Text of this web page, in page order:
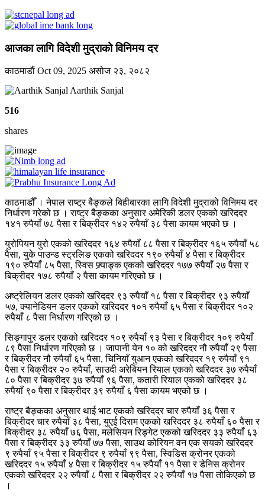
आजका लागि विदेशी मुद्राको विनिमय दर
काठमाडाैं Oct 09, 2025 असोज २३, २०८२
Aarthik Sanjal
516
shares
काठमाडौँ । नेपाल राष्ट्र बैङ्कले बिहीबारका लागि विदेशी मुद्राको विनिमय दर
निर्धारण गरेको छ । राष्ट्र बैङ्कका अनुसार अमेरिकी डलर एकको खरिददर
१४१ रुपैयाँ ७८ पैसा र बिक्रीदर १४२ रुपैयाँ ३८ पैसा कायम भएको छ ।
युरोपियन युरो एकको खरिददर १६४ रुपैयाँ ८८ पैसा र बिक्रीदर १६५ रुपैयाँ ५८
पैसा, युके पाउन्ड स्ट्रलिङ एकको खरिददर १९० रुपैयाँ ४ पैसा र बिक्रीदर
१९० रुपैयाँ ८५ पैसा, स्विस फ्र्याङ्क एकको खरिददर १७७ रुपैयाँ २७ पैसा र
बिक्रीदर १७८ रुपैयाँ २ पैसा कायम गरिएको छ ।
अष्ट्रेलियन डलर एकको खरिददर ९३ रुपैयाँ १८ पैसा र बिक्रीदर ९३ रुपैयाँ
५७, क्यानेडियन डलर एकको खरिददर १०१ रुपैयाँ ६५ पैसा र बिक्रीदर १०२
रुपैयाँ ८ पैसा निर्धारण गरिएको छ ।
सिङ्गापुर डलर एकको खरिददर १०९ रुपैयाँ ९३ पैसा र बिक्रीदर १०९ रुपैयाँ
८९ पैसा निर्धारण गरिएको छ । जापानी येन १० को खरिददर नौ रुपैयाँ २९ पैसा
र बिक्रीदर नौ रुपैयाँ ६५ पैसा, चिनियाँ युआन एकको खरिददर १९ रुपैयाँ ९१
पैसा र बिक्रीदर २० रुपैयाँ, साउदी अरेबियन रियाल एकको खरिददर ३७ रुपैयाँ
८० पैसा र बिक्रीदर ३७ रुपैयाँ ९६ पैसा, कतारी रियाल एकको खरिददर ३८
रुपैयाँ ९० पैसा र बिक्रीदर ३९ रुपैयाँ ६ पैसा कायम भएको छ ।
राष्ट्र बैङ्कका अनुसार थाई भाट एकको खरिददर चार रुपैयाँ ३६ पैसा र
बिक्रीदर चार रुपैयाँ ३८ पैसा, युएई दिराम एकको खरिददर ३८ रुपैयाँ ६० पैसा र
बिक्रीदर ३८ रुपैयाँ ७६ पैसा, मलेसियन रिङ्गेट एकको खरिददर ३३ रुपैयाँ ६३
पैसा र बिक्रीदर ३३ रुपैयाँ ७७ पैसा, साउथ कोरियन वन एक सयको खरिददर
९ रुपैयाँ ९५ पैसा र बिक्रीदर ९ रुपैयाँ ९९ पैसा, स्विडिस क्रोनर एकको
खरिददर १५ रुपैयाँ ४ पैसा र बिक्रीदर १५ रुपैयाँ ११ पैसा र डेनिस क्रोनर
एकको खरिददर २२ रुपैयाँ ८ पैसा र बिक्रीदर २२ रुपैयाँ १७ पैसा तोकिएको छ
।